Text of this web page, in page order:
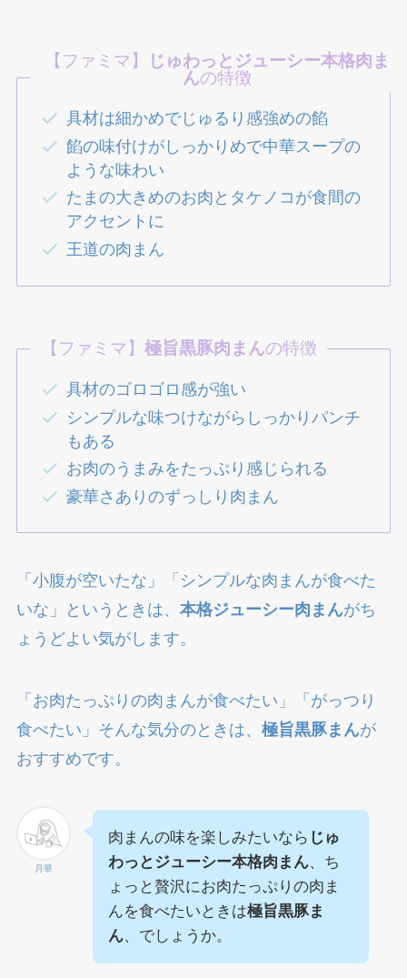
【ファミマ】
じゅわっとジューシー本格肉ま
んの特徴
具材は細かめでじゅるり感強めの餡
餡の味付けがしっかりめで中華スープの
ような味わい
たまの大きめのお肉とタケノコが食間の
アクセントに
王道の肉まん
【ファミマ】 極旨黒豚肉まんの特徴
具材のゴロゴロ感が強い
シンプルな味つけながらしっかりパンチ
もある
お肉のうまみをたっぷり感じられる
豪華さありのずっしり肉まん
「小腹が空いたな」「シンプルな肉まんが食べた
いな」というときは、 本格ジューシー肉まんがち
ょうどよい気がします。
「お肉たっぷりの肉まんが食べたい」「がっつり
食べたい」そんな気分のときは、 極旨黒豚まんが
おすすめです。
月華
肉まんの味を楽しみたいなら じゅ
わっとジューシー本格肉まん、ち
ょっと贅沢にお肉たっぷりの肉ま
んを食べたいときは極旨黒豚ま
ん、でしょうか。